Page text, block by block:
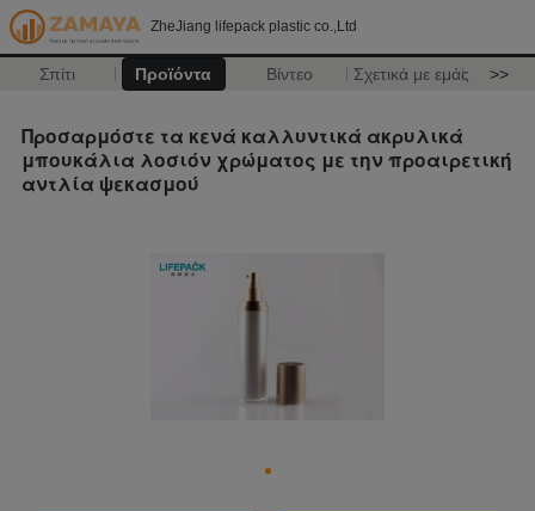
ZheJiang lifepack plastic co.,Ltd
Σπίτι Προϊόντα Βίντεο Σχετικά με εμάς >>
Προσαρμόστε τα κενά καλλυντικά ακρυλικά
μπουκάλια λοσιόν χρώματος με την προαιρετική
αντλία ψεκασμού